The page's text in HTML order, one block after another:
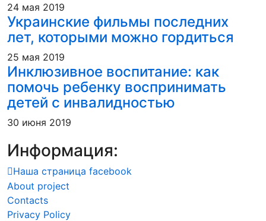
24 мая 2019
Украинские фильмы последних
лет, которыми можно гордиться
25 мая 2019
Инклюзивное воспитание: как
помочь ребенку воспринимать
детей с инвалидностью
30 июня 2019
Информация:
Наша страница facebook
About project
Contacts
Privacy Policy